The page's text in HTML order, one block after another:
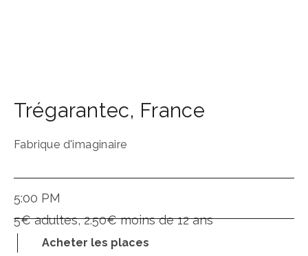
Trégarantec, France
Fabrique d'imaginaire
5:00 PM
5€ adultes, 2.50€ moins de 12 ans
Acheter les places